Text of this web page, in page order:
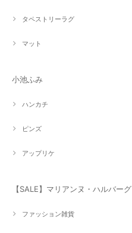
タペストリーラグ
マット
小池ふみ
ハンカチ
ピンズ
アップリケ
【SALE】マリアンヌ・ハルバーグ
ファッション雑貨